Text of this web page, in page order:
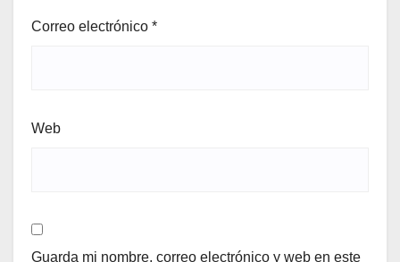
Correo electrónico *
Web
Guarda mi nombre, correo electrónico y web en este